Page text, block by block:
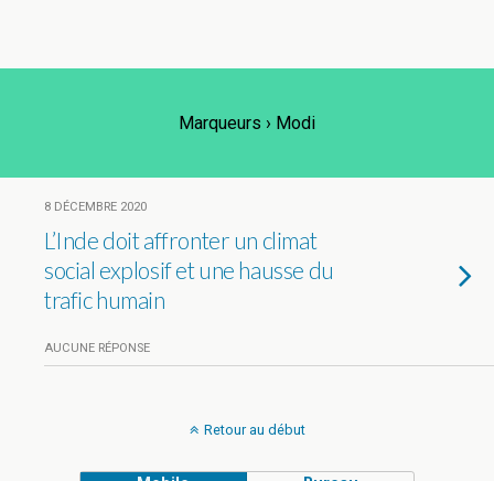
Marqueurs › Modi
8 DÉCEMBRE 2020
L’Inde doit affronter un climat
social explosif et une hausse du
trafic humain
AUCUNE RÉPONSE
Retour au début